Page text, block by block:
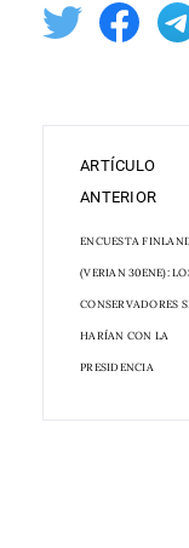
ARTÍCULO
ANTERIOR
ENCUESTA
(VERIAN 30ENE):
CONSERVADORES
HARÍAN CON LA
PRESIDENCIA